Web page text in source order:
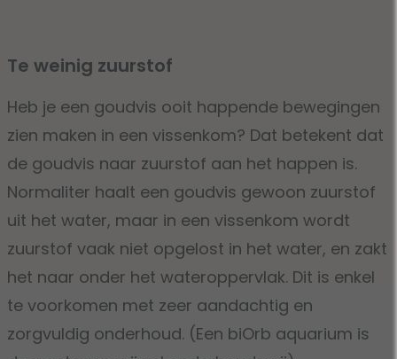
Te weinig zuurstof
Heb je een goudvis ooit happende bewegingen
zien maken in een vissenkom? Dat betekent dat
de goudvis naar zuurstof aan het happen is.
Normaliter haalt een goudvis gewoon zuurstof
uit het water, maar in een vissenkom wordt
zuurstof vaak niet opgelost in het water, en zakt
het naar onder het wateroppervlak. Dit is enkel
te voorkomen met zeer aandachtig en
zorgvuldig onderhoud. (Een biOrb aquarium is